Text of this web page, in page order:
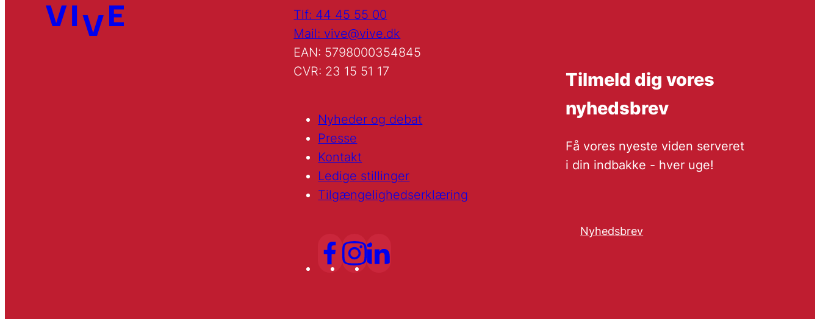
Tlf: 44 45 55 00
Mail: vive@vive.dk
EAN: 5798000354845
CVR: 23 15 51 17
Nyheder og debat
Presse
Kontakt
Ledige stillinger
Tilgængelighedserklæring
Tilmeld dig vores
nyhedsbrev
Få vores nyeste viden serveret
i din indbakke - hver uge!
Nyhedsbrev